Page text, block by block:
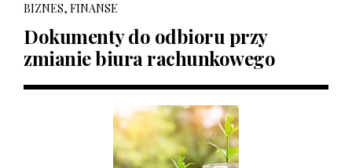
BIZNES, FINANSE
Dokumenty do odbioru przy
zmianie biura rachunkowego